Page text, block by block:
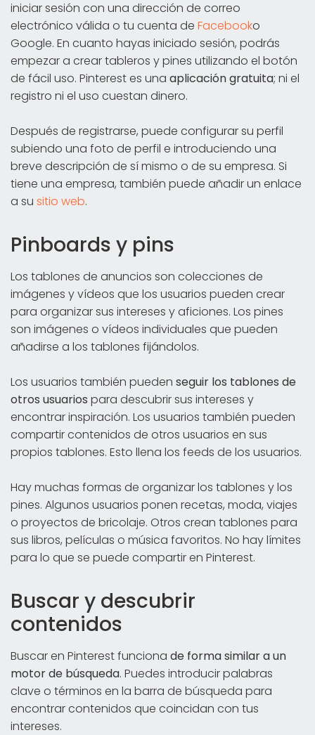
iniciar sesión con una dirección de correo
electrónico válida o tu cuenta de Facebooko
Google. En cuanto hayas iniciado sesión, podrás
empezar a crear tableros y pines utilizando el botón
de fácil uso. Pinterest es una aplicación gratuita; ni el
registro ni el uso cuestan dinero.
Después de registrarse, puede configurar su perfil
subiendo una foto de perfil e introduciendo una
breve descripción de sí mismo o de su empresa. Si
tiene una empresa, también puede añadir un enlace
a su sitio web.
Pinboards y pins
Los tablones de anuncios son colecciones de
imágenes y vídeos que los usuarios pueden crear
para organizar sus intereses y aficiones. Los pines
son imágenes o vídeos individuales que pueden
añadirse a los tablones fijándolos.
Los usuarios también pueden seguir los tablones de
otros usuarios para descubrir sus intereses y
encontrar inspiración. Los usuarios también pueden
compartir contenidos de otros usuarios en sus
propios tablones. Esto llena los feeds de los usuarios.
Hay muchas formas de organizar los tablones y los
pines. Algunos usuarios ponen recetas, moda, viajes
o proyectos de bricolaje. Otros crean tablones para
sus libros, películas o música favoritos. No hay límites
para lo que se puede compartir en Pinterest.
Buscar y descubrir
contenidos
Buscar en Pinterest funciona de forma similar a un
motor de búsqueda. Puedes introducir palabras
clave o términos en la barra de búsqueda para
encontrar contenidos que coincidan con tus
intereses.